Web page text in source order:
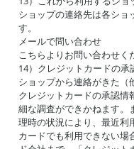
ショップの連絡先は各ショ
す。
メールで問い合わせ
こちらよりお問い合わせく
14）クレジットカードの
ショップから連絡がきた（
クレジットカードの承認
細な調査ができかねます。
理時の状況により、最近利
カードでも利用できない場